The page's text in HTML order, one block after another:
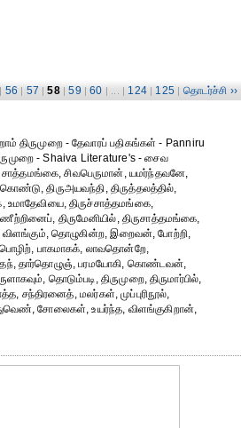
56 | 57 | 58 | 59 | 60 | ... | 124 | 125 | தொடர்ச்சி ››
திருமுறை - தேவாரப் பதிகங்கள் - Panniru
- Shaiva Literature's - சைவ
சிவபெருமான், யமர்ந்தவனே,
திருஅயவந்தி, திருத்தலத்தில்,
உமாதேவியை, திருச்சாத்தமங்கை,
திருமேனியில், திருசாத்தமங்கை,
தொழுகின்ற, இறைவன், போற்றி,
பாகமாகக், லாவதொன்றே,
தார்தொழுஞ், பரமயோகி, கொண்டவன்,
தொடும்படி, திருமுறை, திருமார்பில்,
சந்திரனைத், மலர்கள், முப்புரிநூல்,
சோலைகள், உயர்ந்த, விளங்குகிறான்,